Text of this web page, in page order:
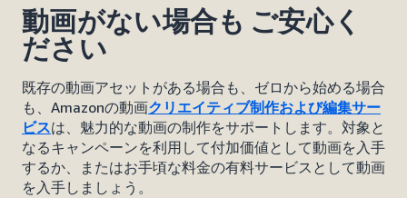
動画がない場合も ご安心く
ださい
既存の動画アセットがある場合も、ゼロから始める場合
も、Amazonの動画クリエイティブ制作および編集サー
ビスは、魅力的な動画の制作をサポートします。対象と
なるキャンペーンを利用して付加価値として動画を入手
するか、またはお手頃な料金の有料サービスとして動画
を入手しましょう。